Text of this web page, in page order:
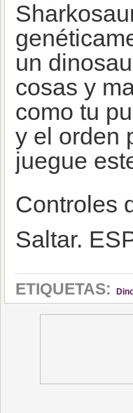
un
cosas y
como tu
y el orden
juegue
Controles
Saltar.
ETIQUETAS: